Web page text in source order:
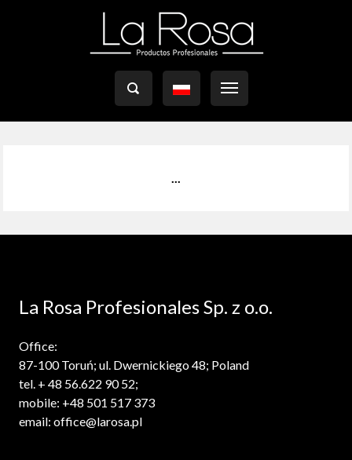

...
La Rosa Profesionales Sp. z o.o.
Office:
87-100 Toruń; ul. Dwernickiego 48; Poland
tel. + 48 56.622 90 52;
mobile: +48 501 517 373
email: office@larosa.pl